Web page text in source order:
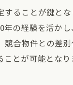
設定で失敗しな
活動での注意点と
あるトラブルとそ
との円滑なコミュ
ることが鍵と
の経験を活か
合物件との差
とが可能となり